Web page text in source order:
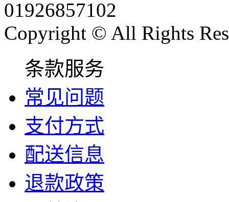
01926857102
Copyright © All Rights
条款服务
常见问题
支付方式
配送信息
退款政策